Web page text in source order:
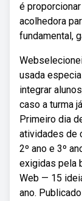
é
acolhedora
fundamental,
usada
integrar
caso a turma
Primeiro dia
atividades de
2º ano e 3º
exigidas pela
Web — 15
ano.